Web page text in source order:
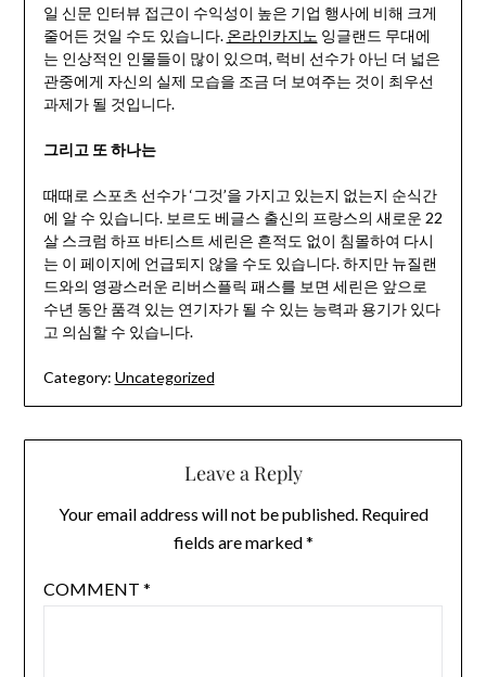
일 신문 인터뷰 접근이 수익성이 높은 기업 행사에 비해 크게
줄어든 것일 수도 있습니다. 온라인카지노 잉글랜드 무대에
는 인상적인 인물들이 많이 있으며, 럭비 선수가 아닌 더 넓은
관중에게 자신의 실제 모습을 조금 더 보여주는 것이 최우선
과제가 될 것입니다.
그리고 또 하나는
때때로 스포츠 선수가 ‘그것’을 가지고 있는지 없는지 순식간
에 알 수 있습니다. 보르도 베글스 출신의 프랑스의 새로운 22
살 스크럼 하프 바티스트 세린은 흔적도 없이 침몰하여 다시
는 이 페이지에 언급되지 않을 수도 있습니다. 하지만 뉴질랜
드와의 영광스러운 리버스플릭 패스를 보면 세린은 앞으로
수년 동안 품격 있는 연기자가 될 수 있는 능력과 용기가 있다
고 의심할 수 있습니다.
Category: Uncategorized
Leave a Reply
Your email address will not be published. Required
fields are marked*
COMMENT *